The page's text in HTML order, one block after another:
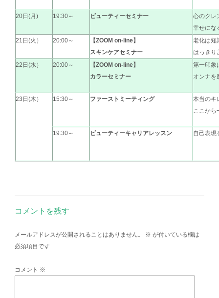
20日(月) 19:30～ ビューティーセミナー
心のクレ
幸せにな
21日(火）
20:00～
【ZOOM on-line】
スキンケアセミナー
老化は知
はっきり
22日(水）
20:00～
【ZOOM on-line】
カラーセミナー
第一印象
オンナを
23日(木） 15:30～ ファーストミーティング
本当のキ
ここか
19:30～ ビューティーキャリアレッスン 自己表現
コメントを残す
メールアドレスが公開されることはありません。 ※ が付いている欄は
必須項目です
コメント ※